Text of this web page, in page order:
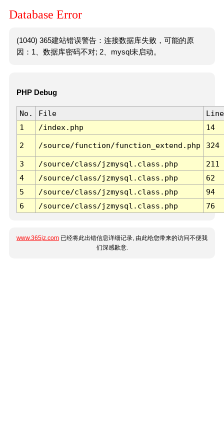
Database Error
(1040) 365建站错误警告：连接数据库失败，可能的原
因：1、数据库密码不对; 2、mysql未启动。
PHP Debug
No. File
Line
1
/index.php 14
2 /source/function/function_extend.php 324
3 /source/class/jzmysql.class.php
211
4
/source/class/jzmysql.class.php
62
5
/source/class/jzmysql.class.php
94
6
/source/class/jzmysql.class.php 76
www.365jz.com 已经将此出错信息详细记录, 由此给您带来的访问不便我
们深感歉意.